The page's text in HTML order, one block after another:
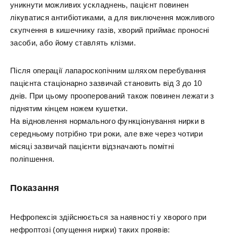
уникнути можливих ускладнень, пацієнт повинен
лікуватися антибіотиками, а для виключення можливого
скупчення в кишечнику газів, хворий приймає проносні
засоби, або йому ставлять клізми.
Після операції лапароскопічним шляхом перебування
пацієнта стаціонарно зазвичай становить від 3 до 10
днів. При цьому прооперований також повинен лежати з
піднятим кінцем ножем кушетки.
На відновлення нормального функціонування нирки в
середньому потрібно три роки, але вже через чотири
місяці зазвичай пацієнти відзначають помітні
поліпшення.
Показання
Нефропексія здійснюється за наявності у хворого при
нефроптозі (опущення нирки) таких проявів: